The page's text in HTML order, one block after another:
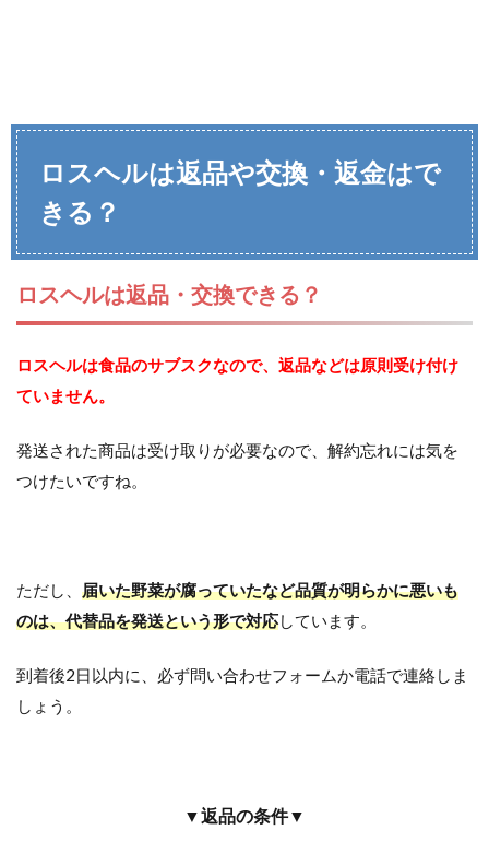
ロスヘルは返品や交換・返金はで
きる？
ロスヘルは返品・交換できる？
ロスヘルは食品のサブスクなので、返品などは原則受け付け
ていません。
発送された商品は受け取りが必要なので、解約忘れには気を
つけたいですね。
ただし、 届いた野菜が腐っていたなど品質が明らかに悪いも
のは、代替品を発送という形で対応しています。
到着後2日以内に、必ず問い合わせフォームか電話で連絡しま
しょう。
▼返品の条件▼